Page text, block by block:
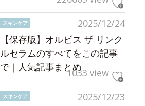
2025/12/24
スキンケア
【保存版】オルビス ザ リンク
ルセラムのすべてをこの記事
で｜人気記事まとめ1033 view
2025/12/23
スキンケア